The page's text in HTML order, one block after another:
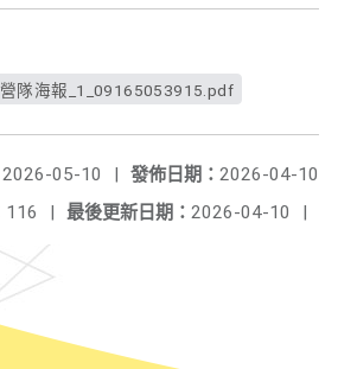
隊海報_1_09165053915.pdf
發佈日期： 2026-04-10
2026-05-10
|
最後更新日期： 2026-04-10 |
116 |